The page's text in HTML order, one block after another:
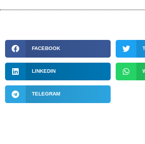
FACEBOOK
LINKEDIN
TELEGRAM